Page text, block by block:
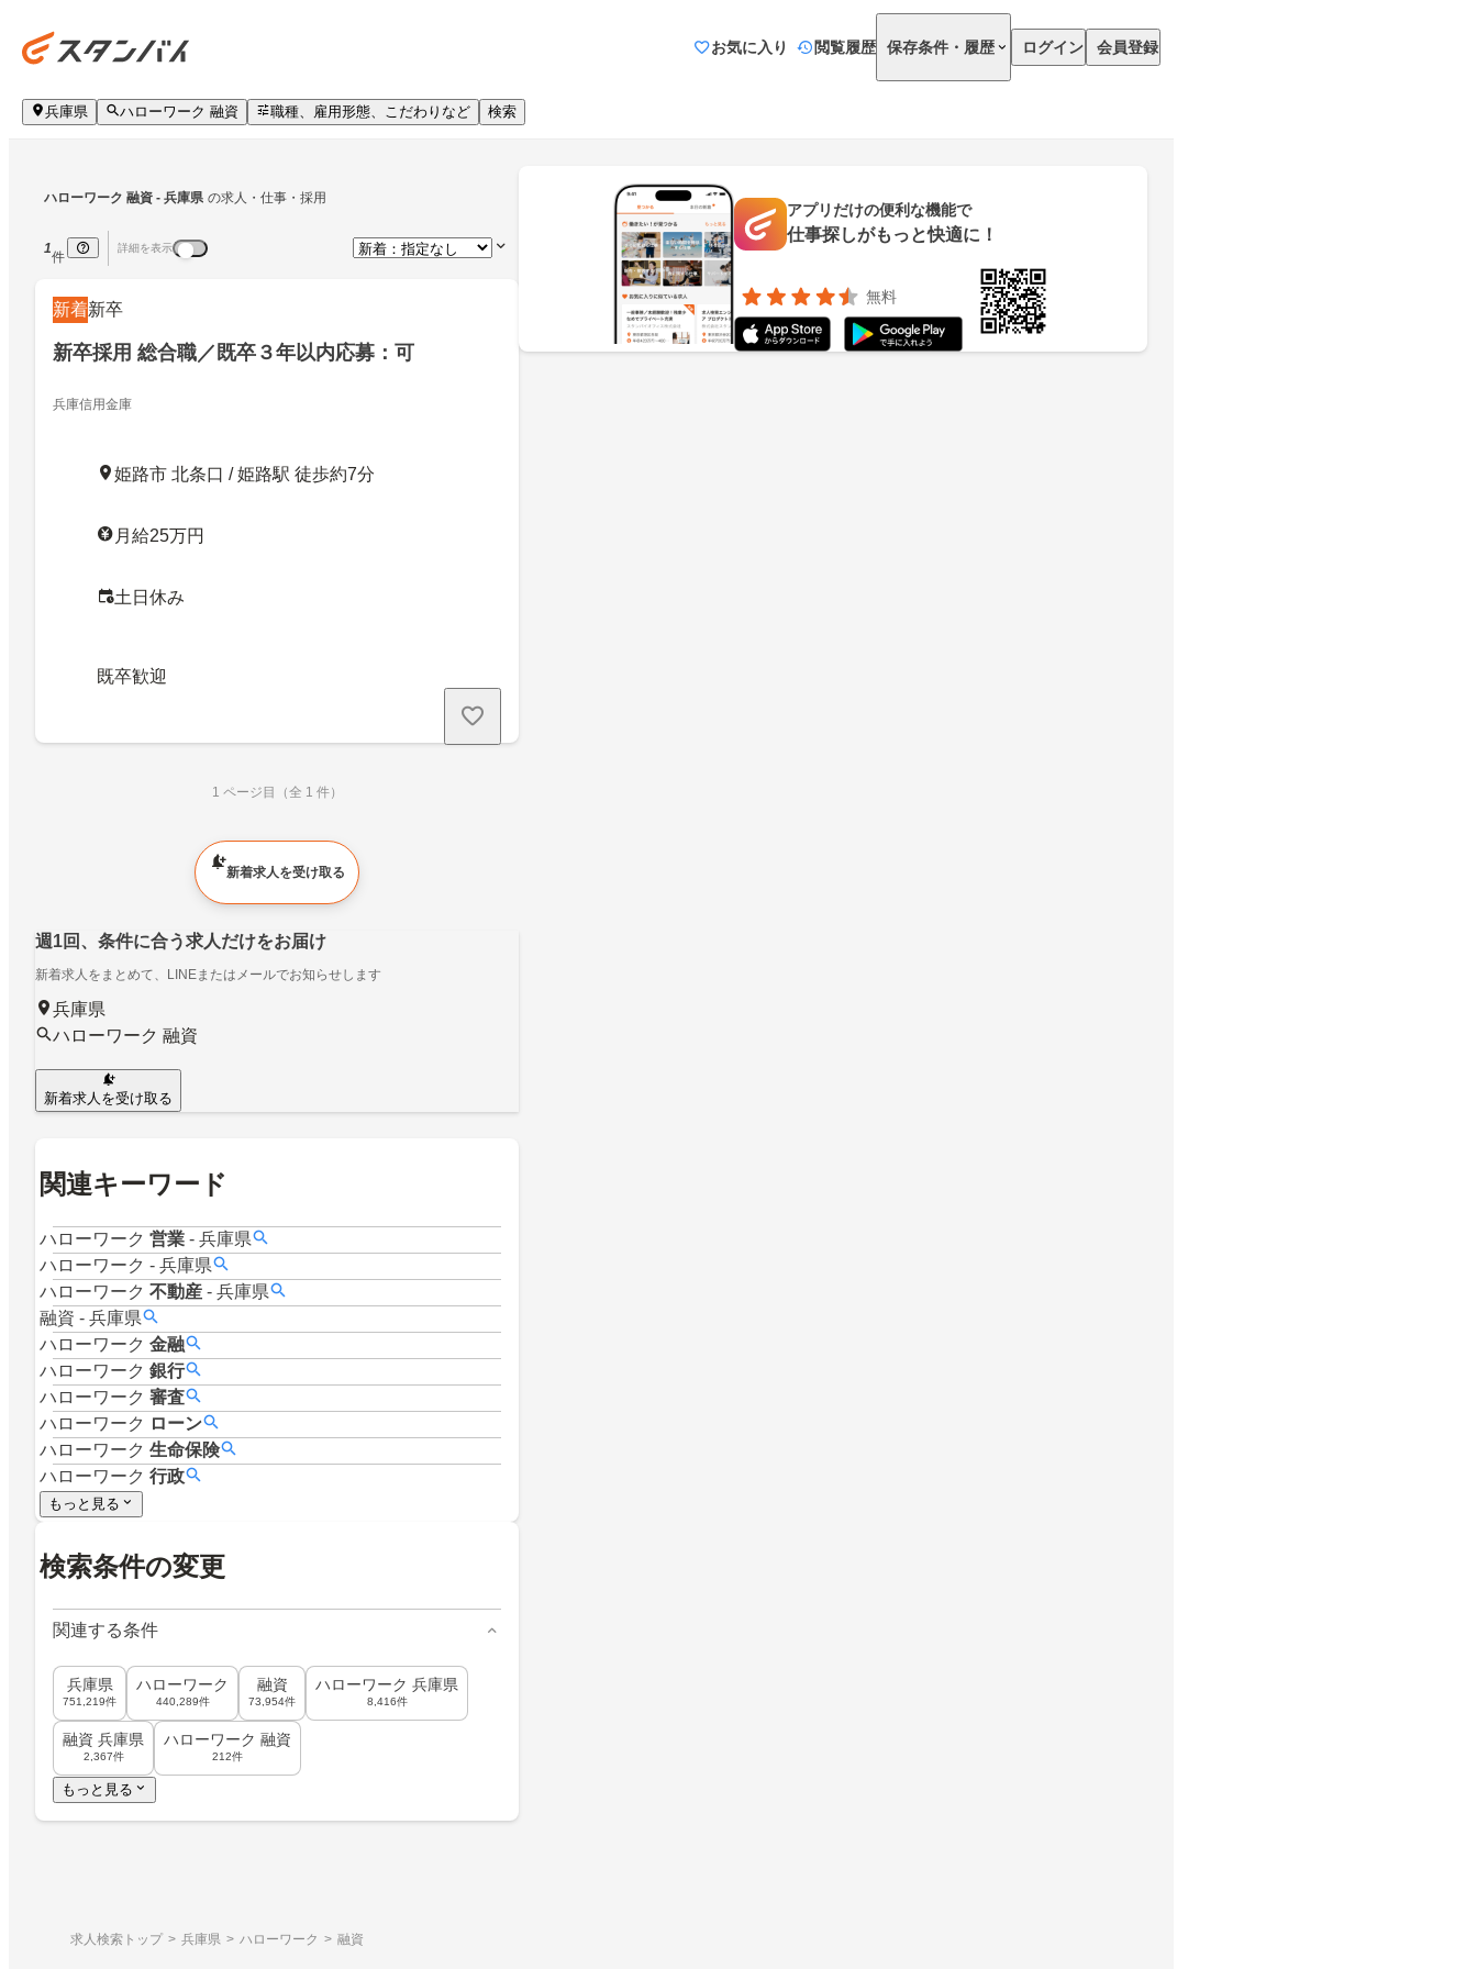
お気に入り 閲覧履歴 保存条件・履歴 ログイン 会員登録
兵庫県 ハローワーク 融資 職種、雇用形態、こだわりなど 検索
ハローワーク 融資 - 兵庫県 の求人・仕事・採用
1
件
詳細を表示
新着新卒
新卒採用 総合職／既卒３年以内応募：可
兵庫信用金庫
姫路市 北条口 / 姫路駅 徒歩約7分
月給25万円
土日休み
既卒歓迎
1 ページ目（全 1 件）
新着求人を受け取る
週1回、条件に合う求人だけをお届け
新着求人をまとめて、LINEまたはメールでお知らせします
兵庫県
ハローワーク 融資
新着求人を受け取る
関連キーワード
ハローワーク 営業 - 兵庫県
ハローワーク - 兵庫県
ハローワーク 不動産 - 兵庫県
融資 - 兵庫県
ハローワーク 金融
ハローワーク 銀行
ハローワーク 審査
ハローワーク ローン
ハローワーク 生命保険
ハローワーク 行政
もっと見る
検索条件の変更
関連する条件
兵庫県
751,219件
ハローワーク
440,289件
融資
73,954件
ハローワーク 兵庫県
8,416件
融資 兵庫県
2,367件
ハローワーク 融資
212件
もっと見る
アプリだけの便利な機能で
仕事探しがもっと快適に！
無料
求人検索トップ 兵庫県 ハローワーク 融資